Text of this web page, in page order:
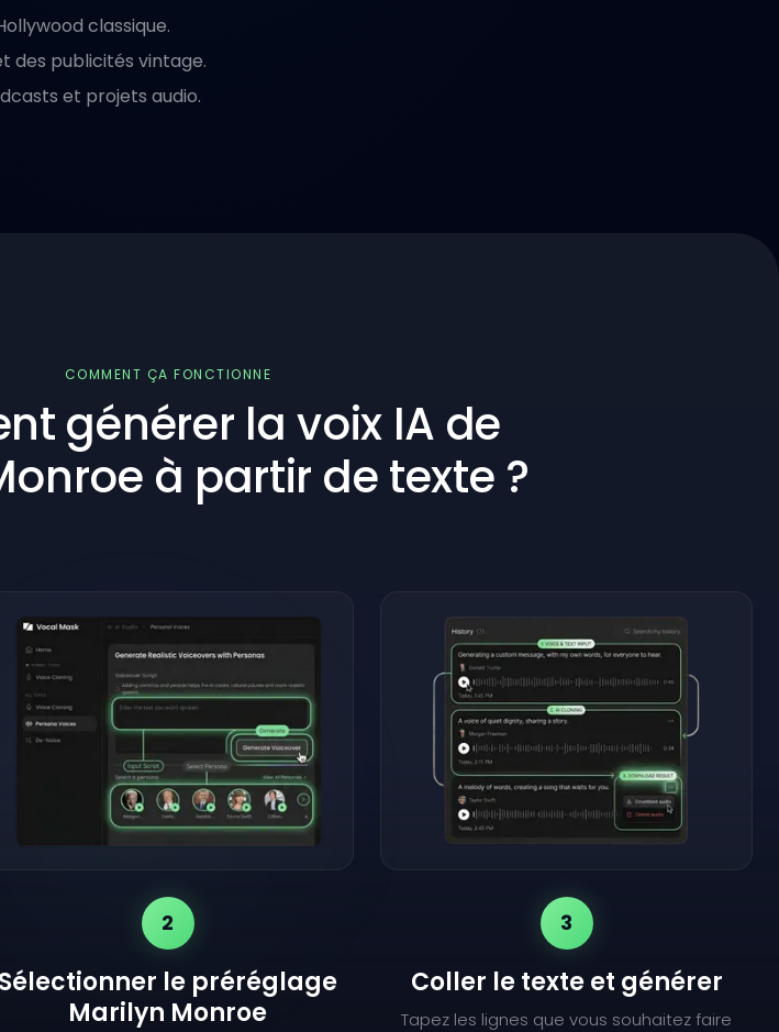
classique.
des publicités vintage.
et projets audio.
COMMENT ÇA FONCTIONNE
générer la voix IA de
à partir de texte ?
2
Sélectionner le préréglage
Marilyn Monroe
3
Coller le texte et générer
Tapez les lignes que vous souhaitez faire